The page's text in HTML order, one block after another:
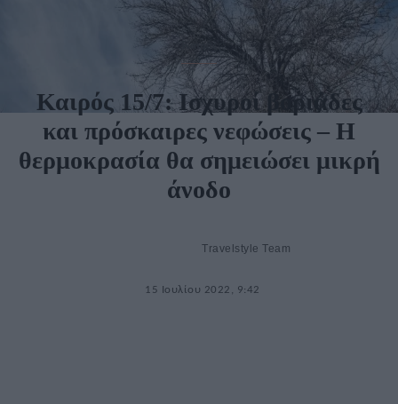
Καιρός
Καιρός 15/7: Ισχυροί βοριάδες
και πρόσκαιρες νεφώσεις – Η
θερμοκρασία θα σημειώσει μικρή
άνοδο
Travelstyle Team
15 Ιουλίου 2022, 9:42